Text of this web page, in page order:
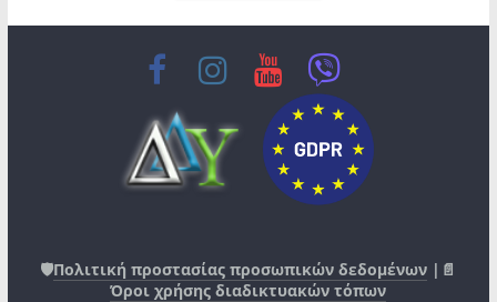
🛡️Πολιτική προστασίας προσωπικών δεδομένων |📄
Όροι χρήσης διαδικτυακών τόπων